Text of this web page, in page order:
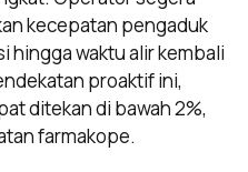
kecepatan pengaduk
hingga waktu alir kembali
proaktif ini,
ditekan di bawah 2%,
farmakope.